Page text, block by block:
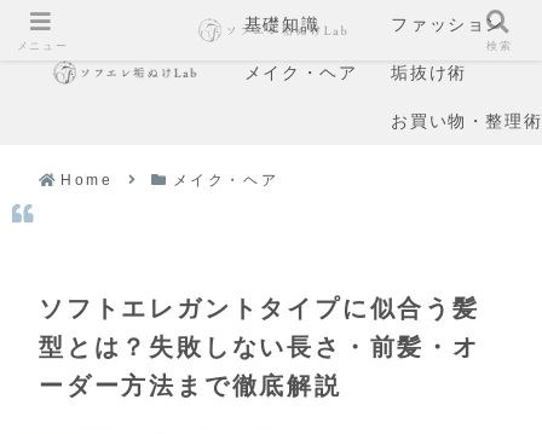
基礎知識 ファッション
メイク・ヘア 垢抜け術
お買い物・整理術
Home メイク・ヘア
ソフトエレガントタイプに似合う髪
型とは？失敗しない長さ・前髪・オ
ーダー方法まで徹底解説
メニュー 検索